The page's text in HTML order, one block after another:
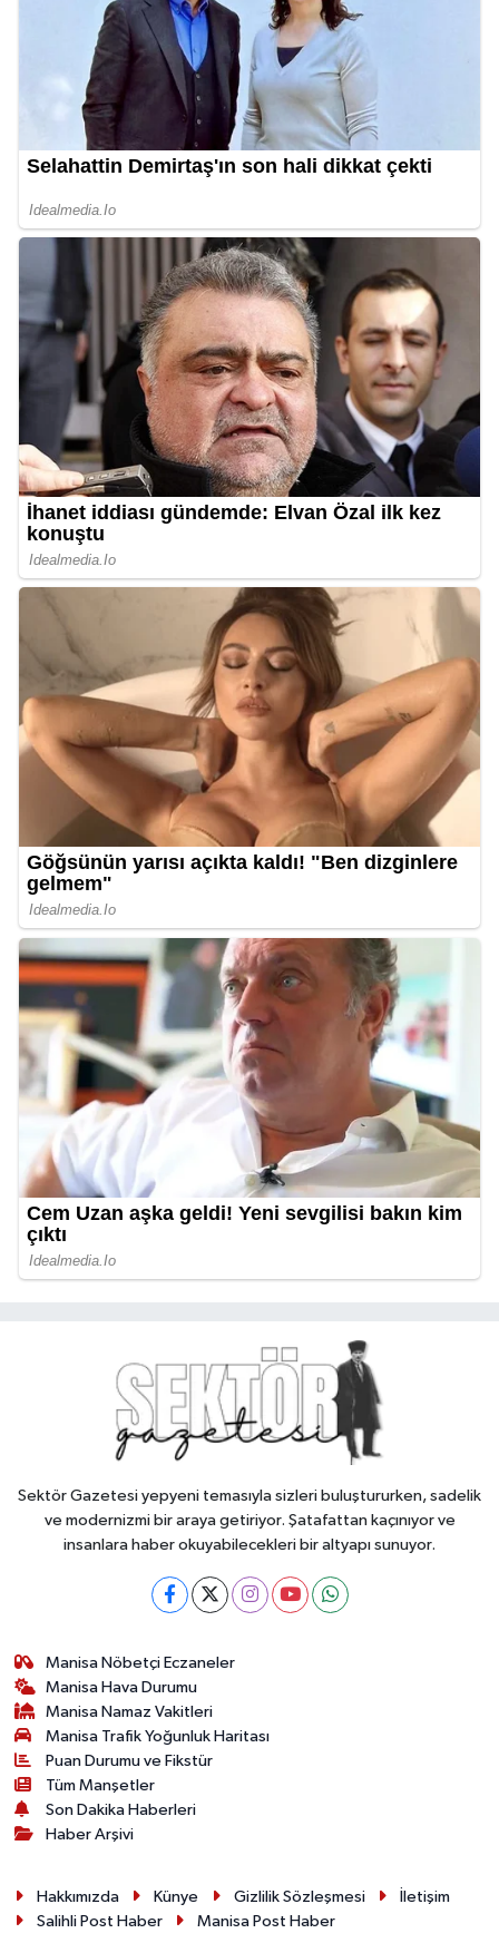
Sektör Gazetesi yepyeni temasıyla sizleri buluştururken, sadelik
ve modernizmi bir araya getiriyor. Şatafattan kaçınıyor ve
insanlara haber okuyabilecekleri bir altyapı sunuyor.
Manisa Nöbetçi Eczaneler
Manisa Hava Durumu
Manisa Namaz Vakitleri
Manisa Trafik Yoğunluk Haritası
Puan Durumu ve Fikstür
Tüm Manşetler
Son Dakika Haberleri
Haber Arşivi
Hakkımızda Künye Gizlilik Sözleşmesi
İletişim
Salihli Post Haber
Manisa Post Haber